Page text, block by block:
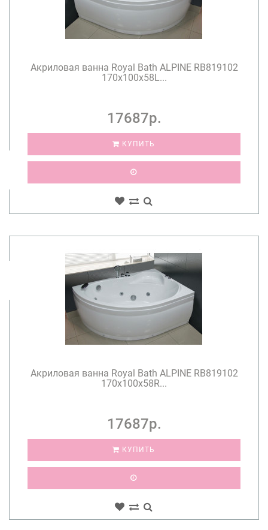
Акриловая ванна Royal Bath ALPINE RB819102
170x100x58L...
17687р.
КУПИТЬ
Акриловая ванна Royal Bath ALPINE RB819102
170x100x58R...
17687р.
КУПИТЬ